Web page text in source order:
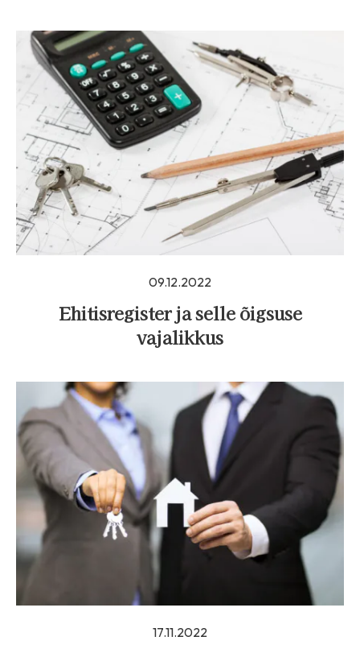
09.12.2022
Ehitisregister ja selle õigsuse
vajalikkus
17.11.2022